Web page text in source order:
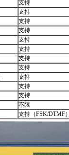
支持
支持
支持
支持
支持
支持
支持
支持
支持
支持
支持
不限
支持（FSK/DTMF